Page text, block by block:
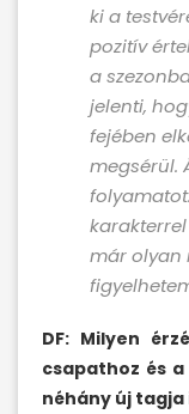
ki a
pozitív
a
jelenti,
fejében
megsérül.
már olyan
DF: Milyen
csapathoz és
néhány új tagja